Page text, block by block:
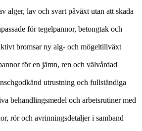
alger, lav och svart påväxt utan att skada
för tegelpannor, betongtak och
bromsar ny alg- och mögeltillväxt
för en jämn, ren och välvårdad
utrustning och fullständiga
behandlingsmedel och arbetsrutiner med
rör och avrinningsdetaljer i samband